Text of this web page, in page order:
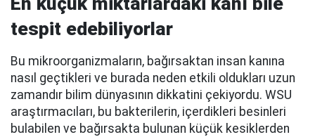
tespit edebiliyorlar
Bu mikroorganizmaların, bağırsaktan insan kanına
nasıl geçtikleri ve burada neden etkili oldukları uzun
zamandır bilim dünyasının dikkatini çekiyordu. WSU
araştırmacıları, bu bakterilerin, içerdikleri besinleri
bulabilen ve bağırsakta bulunan küçük kesiklerden